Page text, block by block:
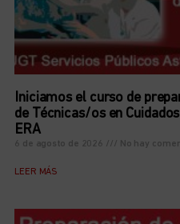
Iniciamos el curso de
de Técnicas/os en
ERA
6 de agosto de 2026 No hay
LEER MÁS